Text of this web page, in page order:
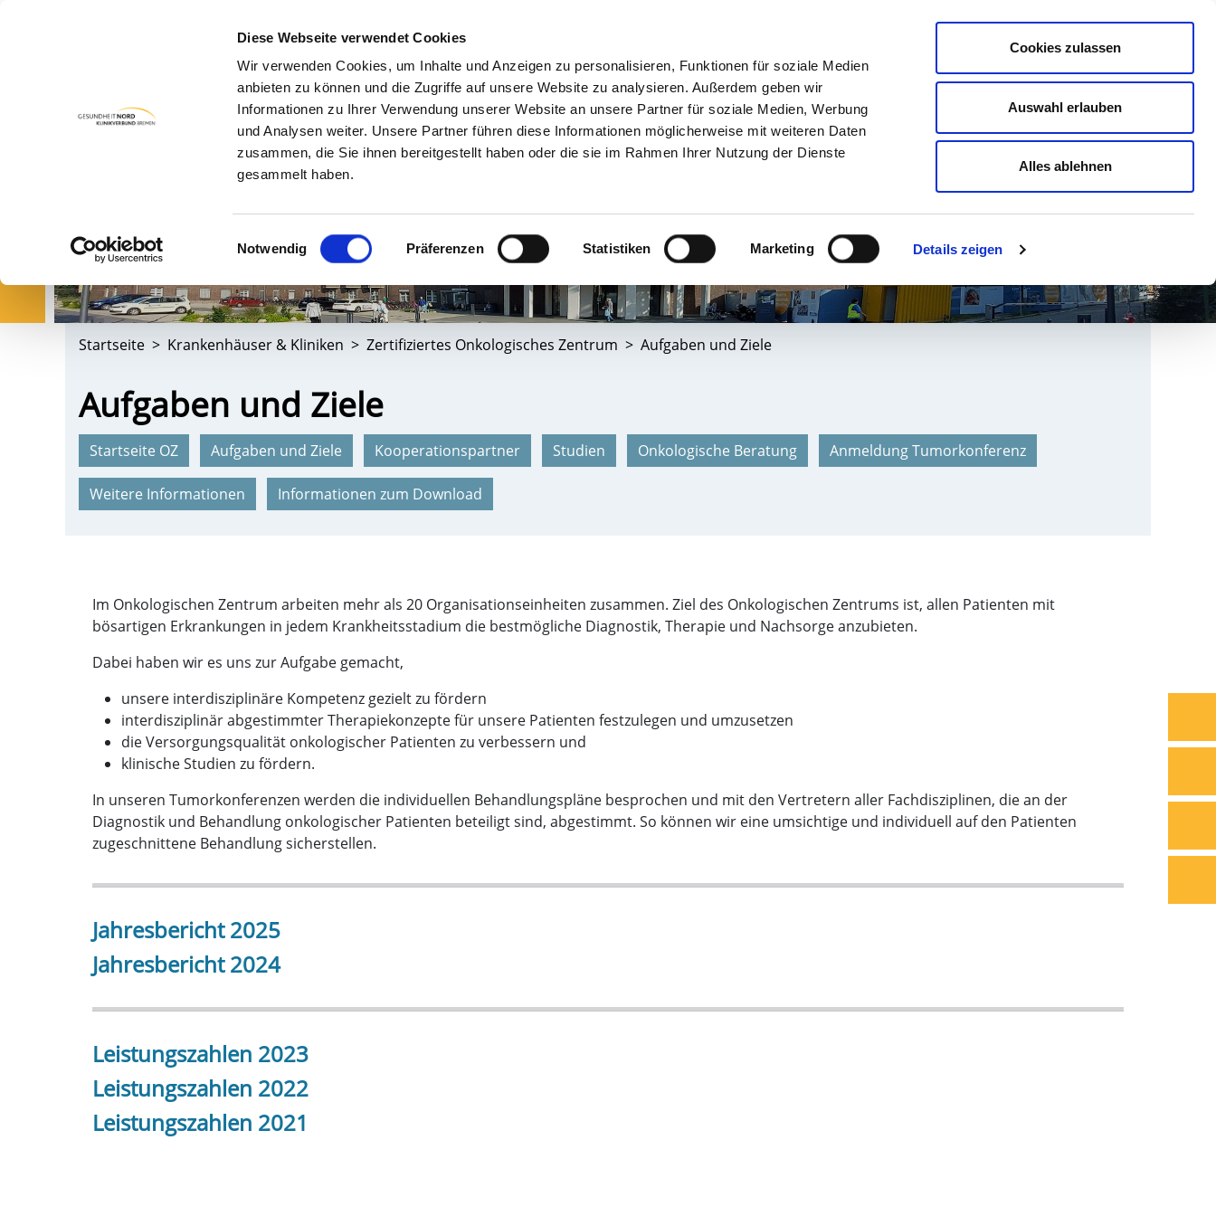
Diese Webseite verwendet Cookies
Wir verwenden Cookies, um Inhalte und Anzeigen zu personalisieren, Funktionen für soziale Medien
anbieten zu können und die Zugriffe auf unsere Website zu analysieren. Außerdem geben wir
Informationen zu Ihrer Verwendung unserer Website an unsere Partner für soziale Medien, Werbung
und Analysen weiter. Unsere Partner führen diese Informationen möglicherweise mit weiteren Daten
zusammen, die Sie ihnen bereitgestellt haben oder die sie im Rahmen Ihrer Nutzung der Dienste
gesammelt haben.
Einwilligungsauswahl
Notwendig Präferenzen Statistiken Marketing Details zeigen
Cookies zulassen
Auswahl erlauben
Alles ablehnen
Leichte Sprache Kontrast
PATIENT & BESUCHER KRANKENHÄUSER & KLINIKEN KARRIERE & AUSBILDUNG GESUNDHEIT NORD Suche
Startseite Krankenhäuser & Kliniken Zertifiziertes Onkologisches Zentrum Aufgaben und Ziele
Aufgaben und Ziele
Startseite OZ Aufgaben und Ziele Kooperationspartner Studien Onkologische Beratung Anmeldung Tumorkonferenz
Weitere Informationen Informationen zum Download
Im Onkologischen Zentrum arbeiten mehr als 20 Organisationseinheiten zusammen. Ziel des Onkologischen Zentrums ist, allen Patienten mit
bösartigen Erkrankungen in jedem Krankheitsstadium die bestmögliche Diagnostik, Therapie und Nachsorge anzubieten.
Dabei haben wir es uns zur Aufgabe gemacht,
unsere interdisziplinäre Kompetenz gezielt zu fördern
interdisziplinär abgestimmter Therapiekonzepte für unsere Patienten festzulegen und umzusetzen
die Versorgungsqualität onkologischer Patienten zu verbessern und
klinische Studien zu fördern.
In unseren Tumorkonferenzen werden die individuellen Behandlungspläne besprochen und mit den Vertretern aller Fachdisziplinen, die an der
Diagnostik und Behandlung onkologischer Patienten beteiligt sind, abgestimmt. So können wir eine umsichtige und individuell auf den Patienten
zugeschnittene Behandlung sicherstellen.
Jahresbericht 2025
Jahresbericht 2024
Leistungszahlen 2023
Leistungszahlen 2022
Leistungszahlen 2021